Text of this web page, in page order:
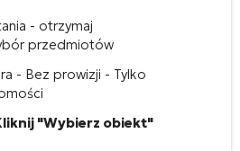
- otrzymaj
przedmiotów
- Bez prowizji - Tylko
"Wybierz obiekt"